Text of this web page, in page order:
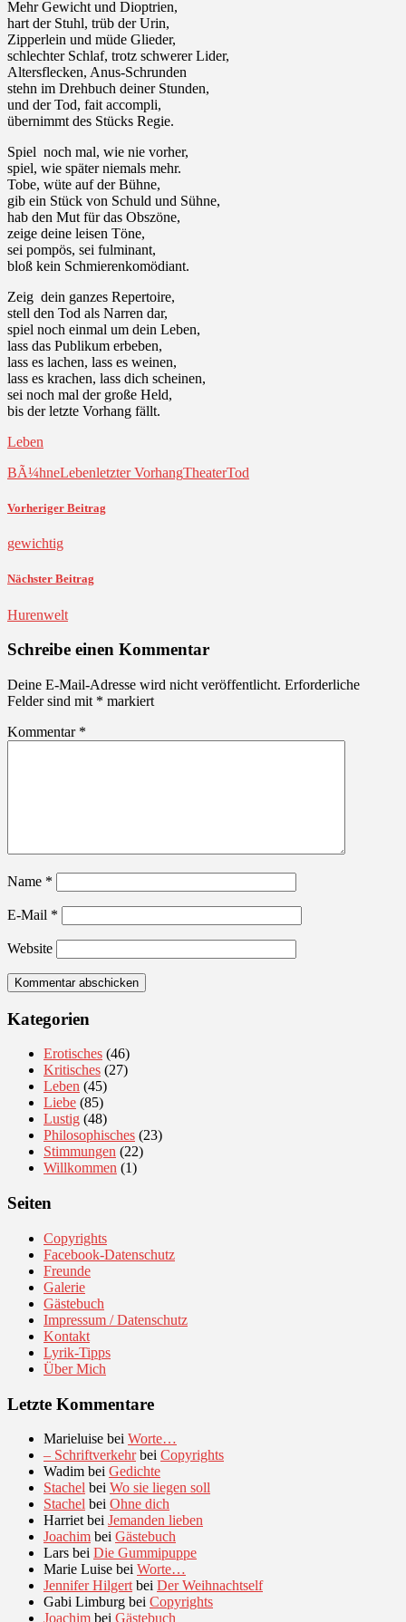
Mehr Gewicht und Dioptrien,
hart der Stuhl, trüb der Urin,
Zipperlein und müde Glieder,
schlechter Schlaf, trotz schwerer Lider,
Altersflecken, Anus-Schrunden
stehn im Drehbuch deiner Stunden,
und der Tod, fait accompli,
übernimmt des Stücks Regie.
Spiel noch mal, wie nie vorher,
spiel, wie später niemals mehr.
Tobe, wüte auf der Bühne,
gib ein Stück von Schuld und Sühne,
hab den Mut für das Obszöne,
zeige deine leisen Töne,
sei pompös, sei fulminant,
bloß kein Schmierenkomödiant.
Zeig dein ganzes Repertoire,
stell den Tod als Narren dar,
spiel noch einmal um dein Leben,
lass das Publikum erbeben,
lass es lachen, lass es weinen,
lass es krachen, lass dich scheinen,
sei noch mal der große Held,
bis der letzte Vorhang fällt.
Leben
BÃ¼hneLebenletzter VorhangTheaterTod
Vorheriger Beitrag
gewichtig
Nächster Beitrag
Hurenwelt
Schreibe einen Kommentar
Deine E-Mail-Adresse wird nicht veröffentlicht. Erforderliche
Felder sind mit * markiert
Kommentar *
Name *
E-Mail *
Website
Kategorien
Erotisches (46)
Kritisches (27)
Leben (45)
Liebe (85)
Lustig (48)
Philosophisches (23)
Stimmungen (22)
Willkommen (1)
Seiten
Copyrights
Facebook-Datenschutz
Freunde
Galerie
Gästebuch
Impressum / Datenschutz
Kontakt
Lyrik-Tipps
Über Mich
Letzte Kommentare
Marieluise bei Worte…
– Schriftverkehrbei Copyrights
Wadim bei Gedichte
Stachel bei Wo sie liegen soll
Stachel bei Ohne dich
Harriet bei Jemanden lieben
Joachim bei Gästebuch
Lars bei Die Gummipuppe
Marie Luise bei Worte…
Jennifer Hilgert bei Der Weihnachtself
Gabi Limburg bei Copyrights
Joachim bei Gästebuch